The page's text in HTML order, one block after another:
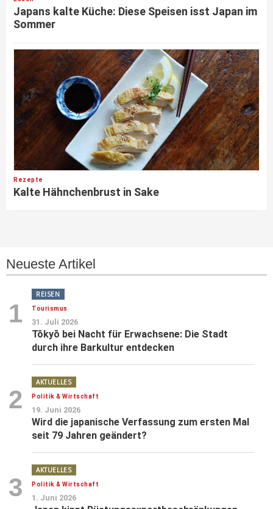
Japans kalte Küche: Diese Speisen isst Japan im
Sommer
Rezepte
Kalte Hähnchenbrust in Sake
Neueste Artikel
1
REISEN
Tourismus
31. Juli 2026
Tōkyō bei Nacht für Erwachsene: Die Stadt
durch ihre Barkultur entdecken
2
AKTUELLES
Politik & Wirtschaft
19. Juni 2026
Wird die japanische Verfassung zum ersten Mal
seit 79 Jahren geändert?
3
AKTUELLES
Politik & Wirtschaft
1. Juni 2026